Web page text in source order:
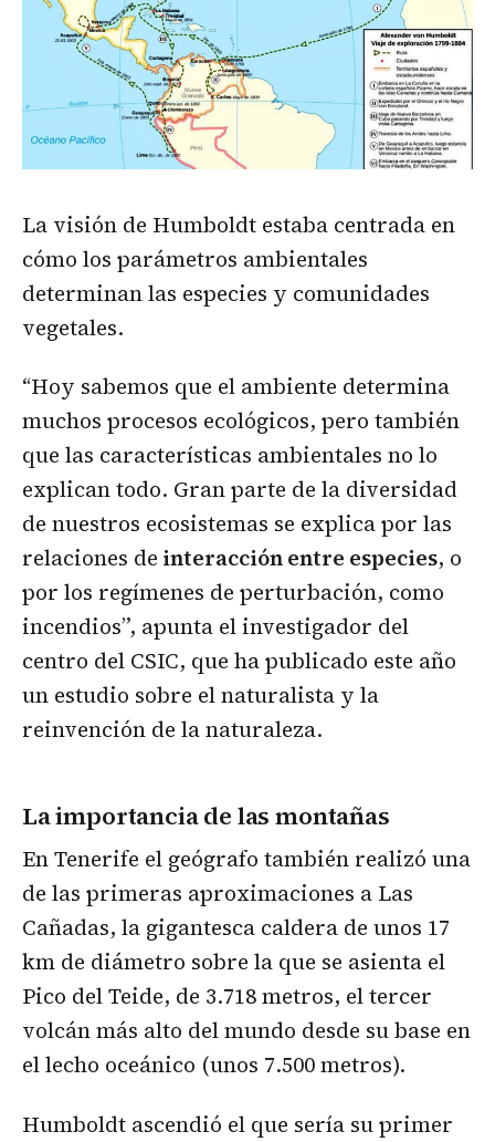
La visión de Humboldt estaba centrada en
cómo los parámetros ambientales
determinan las especies y comunidades
vegetales.
“Hoy sabemos que el ambiente determina
muchos procesos ecológicos, pero también
que las características ambientales no lo
explican todo. Gran parte de la diversidad
de nuestros ecosistemas se explica por las
relaciones de interacción entre especies, o
por los regímenes de perturbación, como
incendios”, apunta el investigador del
centro del CSIC, que ha publicado este año
un estudio sobre el naturalista y la
reinvención de la naturaleza.
La importancia de las montañas
En Tenerife el geógrafo también realizó una
de las primeras aproximaciones a Las
Cañadas, la gigantesca caldera de unos 17
km de diámetro sobre la que se asienta el
Pico del Teide, de 3.718 metros, el tercer
volcán más alto del mundo desde su base en
el lecho oceánico (unos 7.500 metros).
Humboldt ascendió el que sería su primer